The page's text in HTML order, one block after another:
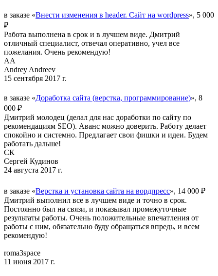
в заказе «Внести изменения в header. Сайт на wordpress», 5 000
₽
Работа выполнена в срок и в лучшем виде. Дмитрий
отличный специалист, отвечал оперативно, учел все
пожелания. Очень рекомендую!
AA
Andrey Andreev
15 сентября 2017 г.
в заказе «Доработка сайта (верстка, программирование)», 8
000 ₽
Дмитрий молодец (делал для нас доработки по сайту по
рекомендациям SEO). Аванс можно доверить. Работу делает
спокойно и системно. Предлагает свои фишки и идеи. Будем
работать дальше!
СК
Сергей Кудинов
24 августа 2017 г.
в заказе «Верстка и установка сайта на вордпресс», 14 000 ₽
Дмитрий выполнил все в лучшем виде и точно в срок.
Постоянно был на связи, и показывал промежуточные
результаты работы. Очень положительные впечатления от
работы с ним, обязательно буду обращаться впредь, и всем
рекомендую!
roma3space
11 июня 2017 г.